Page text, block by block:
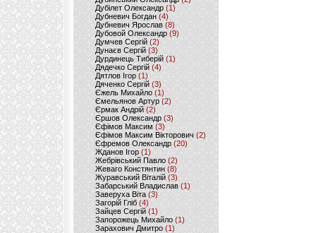
Дубілет Олександр (1)
Дубневич Богдан (4)
Дубневич Ярослав (8)
Дубовой Олександр(9)
Думчев Сергій (2)
Дунаєв Сергій(3)
Дурдинець Тиберій (1)
Дядечко Сергій (4)
Дятлов Ігор (1)
Дяченко Сергій (3)
Єжель Михайло (1)
Ємельянов Артур (2)
Єрмак Андрій (2)
Єршов Олександр (3)
Єфімов Максим (3)
Єфімов Максим Вікторович (2)
Єфремов Олександр (20)
Жданов Ігор (1)
Жебрівський Павло (2)
Жеваго Констянтин (8)
Журавський Віталій (3)
Забарський Владислав (1)
Заверуха Віта (3)
Загорій Гліб (4)
Зайцев Сергій(1)
Запорожець Михайло (1)
Зарахович Дмитро (1)